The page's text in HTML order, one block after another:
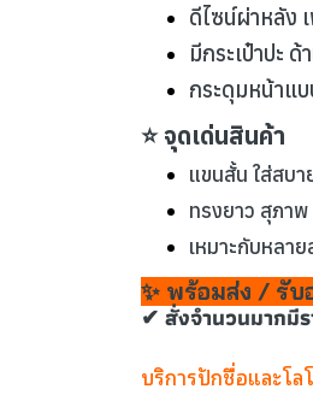
ดีไซน์ผ่าหลัง
มีกระเป๋าปะ
กระดุมหน้าแ
⭐ จุดเด่นสินค้า
แขนสั้น ใส่สบา
ทรงยาว สุภา
เหมาะกับหลา
✨ พร้อมส่ง / รั
✔ สั่งจำนวนมากมี
บริการปักชื่อและโ